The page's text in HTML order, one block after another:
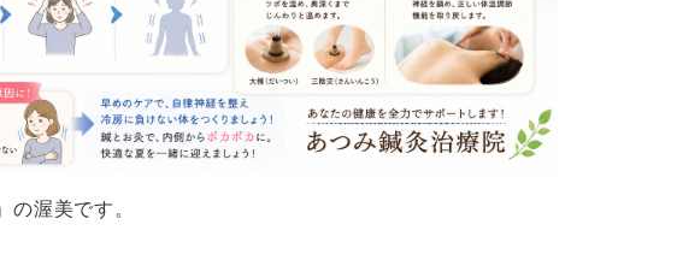
渥美です。